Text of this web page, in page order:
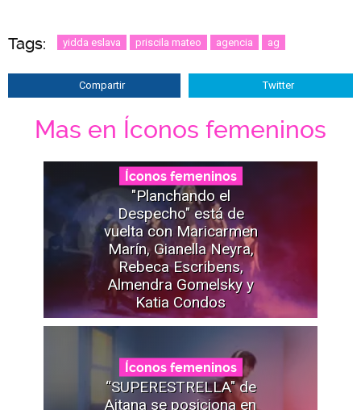
Tags: yidda eslava priscila mateo agencia ag
Compartir Twitter
Mas en Íconos femeninos
Íconos femeninos
"Planchando el
Despecho" está de
vuelta con Maricarmen
Marín, Gianella Neyra,
Rebeca Escribens,
Almendra Gomelsky y
Katia Condos
Íconos femeninos
“SUPERESTRELLA" de
Aitana se posiciona en